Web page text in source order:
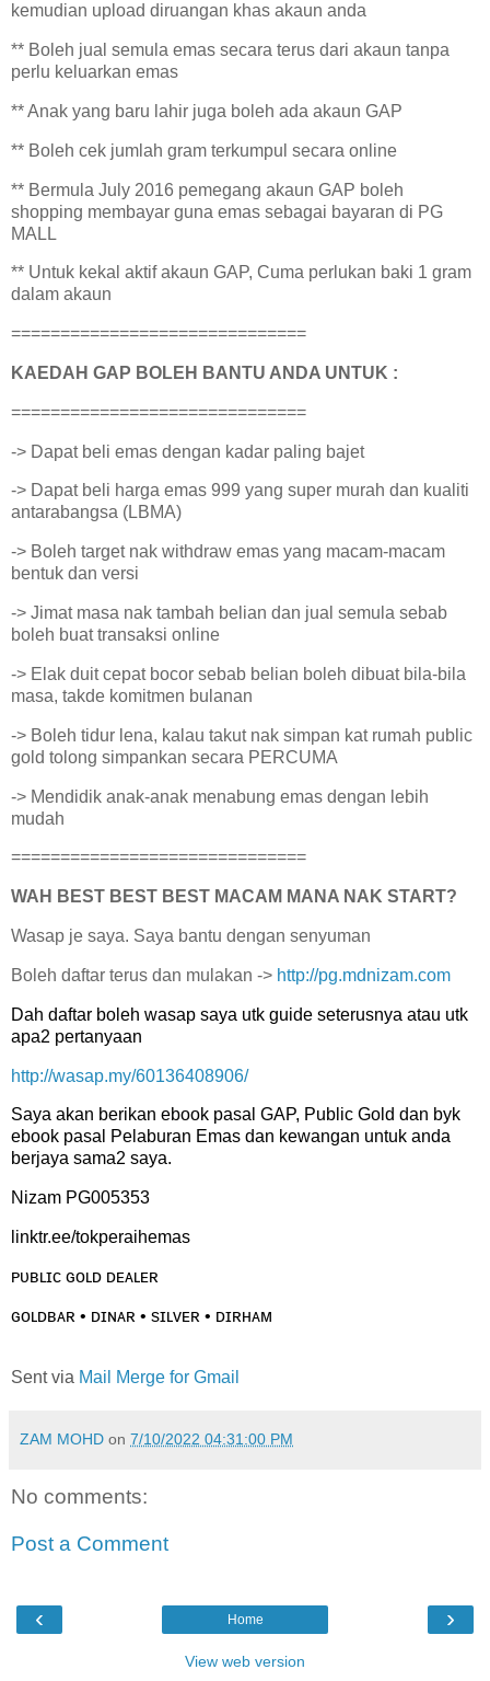
kemudian upload diruangan khas akaun anda
** Boleh jual semula emas secara terus dari akaun tanpa
perlu keluarkan emas
** Anak yang baru lahir juga boleh ada akaun GAP
** Boleh cek jumlah gram terkumpul secara online
** Bermula July 2016 pemegang akaun GAP boleh
shopping membayar guna emas sebagai bayaran di PG
MALL
** Untuk kekal aktif akaun GAP, Cuma perlukan baki 1 gram
dalam akaun
==============================
KAEDAH GAP BOLEH BANTU ANDA UNTUK :
==============================
-> Dapat beli emas dengan kadar paling bajet
-> Dapat beli harga emas 999 yang super murah dan kualiti
antarabangsa (LBMA)
-> Boleh target nak withdraw emas yang macam-macam
bentuk dan versi
-> Jimat masa nak tambah belian dan jual semula sebab
boleh buat transaksi online
-> Elak duit cepat bocor sebab belian boleh dibuat bila-bila
masa, takde komitmen bulanan
-> Boleh tidur lena, kalau takut nak simpan kat rumah public
gold tolong simpankan secara PERCUMA
-> Mendidik anak-anak menabung emas dengan lebih
mudah
==============================
WAH BEST BEST BEST MACAM MANA NAK START?
Wasap je saya. Saya bantu dengan senyuman
Boleh daftar terus dan mulakan -> http://pg.mdnizam.com
Dah daftar boleh wasap saya utk guide seterusnya atau utk
apa2 pertanyaan
http://wasap.my/60136408906/
Saya akan berikan ebook pasal GAP, Public Gold dan byk
ebook pasal Pelaburan Emas dan kewangan untuk anda
berjaya sama2 saya.
Nizam PG005353
linktr.ee/tokperaihemas
ᴘᴜʙʟɪᴄ ɢᴏʟᴅ ᴅᴇᴀʟᴇʀ
ɢᴏʟᴅʙᴀʀ • ᴅɪɴᴀʀ • sɪʟᴠᴇʀ • ᴅɪʀʜᴀᴍ
Sent via Mail Merge for Gmail
ZAM MOHD on 7/10/2022 04:31:00 PM
No comments:
Post a Comment
‹ ›
Home
View web version